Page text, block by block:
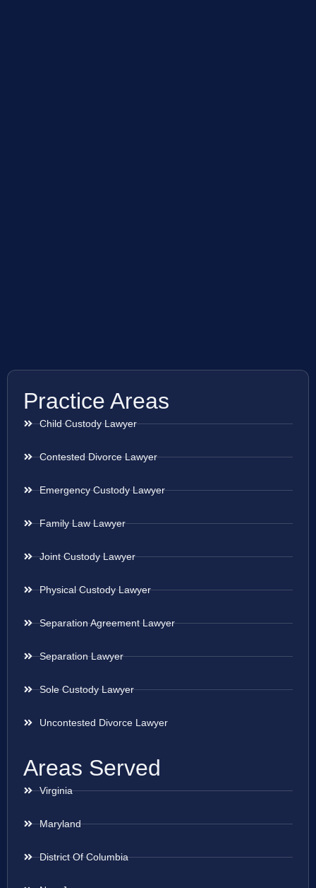
Practice Areas
Child Custody Lawyer
Contested Divorce Lawyer
Emergency Custody Lawyer
Family Law Lawyer
Joint Custody Lawyer
Physical Custody Lawyer
Separation Agreement Lawyer
Separation Lawyer
Sole Custody Lawyer
Uncontested Divorce Lawyer
Areas Served
Virginia
Maryland
District Of Columbia